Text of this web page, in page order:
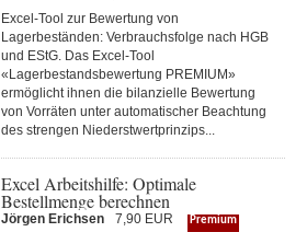
Excel-Tool zur Bewertung von
Lagerbeständen: Verbrauchsfolge nach HGB
und EStG. Das Excel-Tool
«Lagerbestandsbewertung PREMIUM»
ermöglicht ihnen die bilanzielle Bewertung
von Vorräten unter automatischer Beachtung
des strengen Niederstwertprinzips...
Excel Arbeitshilfe: Optimale
Bestellmenge berechnen
Jörgen Erichsen 7,90 EUR Premium